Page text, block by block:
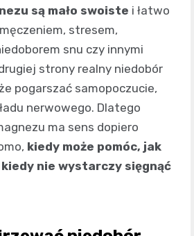
są mało swoiste i łatwo
stresem,
snu czy innymi
strony realny niedobór
pogarszać samopoczucie,
nerwowego. Dlatego
ma sens dopiero
kiedy może pomóc, jak
nie wystarczy sięgnąć